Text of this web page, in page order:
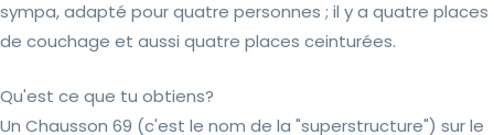
sympa, adapté pour quatre personnes ; il y a quatre places
de couchage et aussi quatre places ceinturées.
Qu'est ce que tu obtiens?
Un Chausson 69 (c'est le nom de la "superstructure") sur le